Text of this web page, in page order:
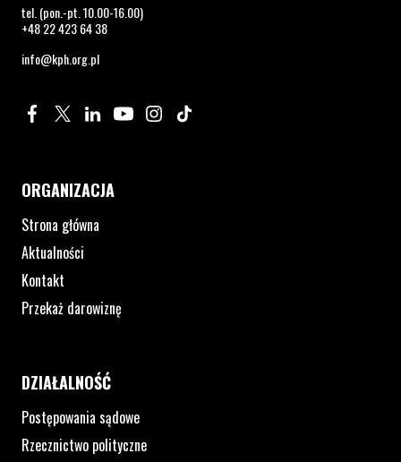
tel. (pon.-pt. 10.00-16.00)
+48 22 423 64 38
info@kph.org.pl
Profil na Facebook. Strona otwiera się w nowym oknie.
Profil na Twitter. Strona otwiera się w nowym oknie.
Profil na LinkedIn. Strona otwiera się w nowym oknie.
Profil na YouTube. Strona otwiera się w nowym
Profil na Instagram. Strona otwiera się
ORGANIZACJA
Strona główna
Aktualności
Kontakt
Przekaż darowiznę
DZIAŁALNOŚĆ
Postępowania sądowe
Rzecznictwo polityczne